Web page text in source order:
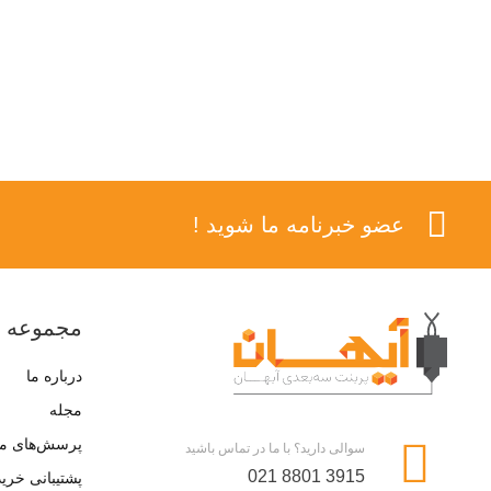
عضو خبرنامه ما شوید !
سوالی دارید؟ با ما در تماس باشید
021 8801 3915
مجموعه
درباره ما
مجله
پرسش‌های
پشتیبانی